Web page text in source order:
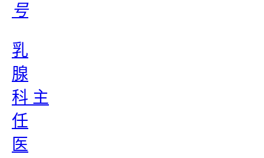
号
乳
腺
科 主
任
医